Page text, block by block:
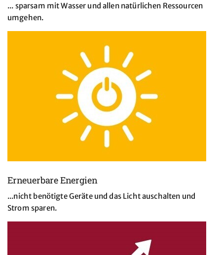
... sparsam mit Wasser und allen natürlichen Ressourcen
umgehen.
Erneuerbare Energien
...nicht benötigte Geräte und das Licht auschalten und
Strom sparen.